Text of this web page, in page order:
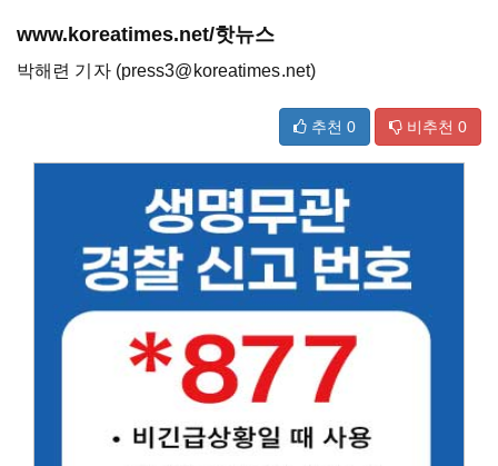
www.koreatimes.net/핫뉴스
박해련 기자 (press3@koreatimes.net)
추천 0 비추천 0